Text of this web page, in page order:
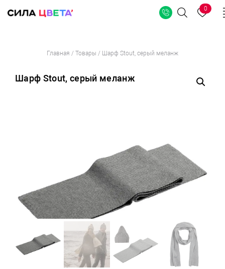
содержимому
Поиск
0
Главная / Товары / Шарф Stout, серый меланж
Шарф Stout, серый меланж